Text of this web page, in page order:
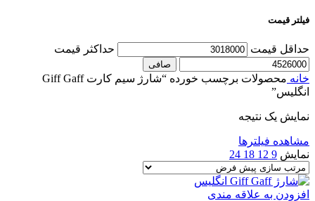
فیلتر قیمت
حداقل قیمت حداكثر قيمت
صافی
خانه
محصولات برچسب خورده “شارژ سیم کارت Giff Gaff
انگلیس”
نمایش یک نتیجه
مشاهده فیلترها
نمایش 9
12
18
24
افزودن به علاقه مندی